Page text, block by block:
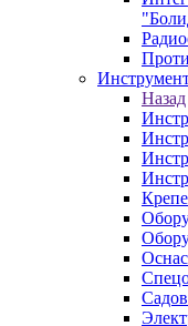
Назад